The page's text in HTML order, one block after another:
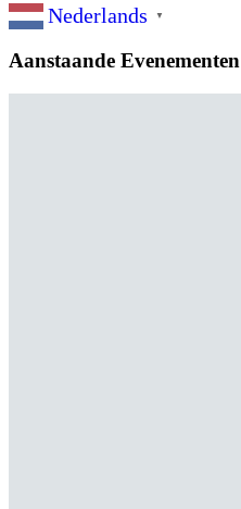
Nederlands ▼
Aanstaande Evenementen